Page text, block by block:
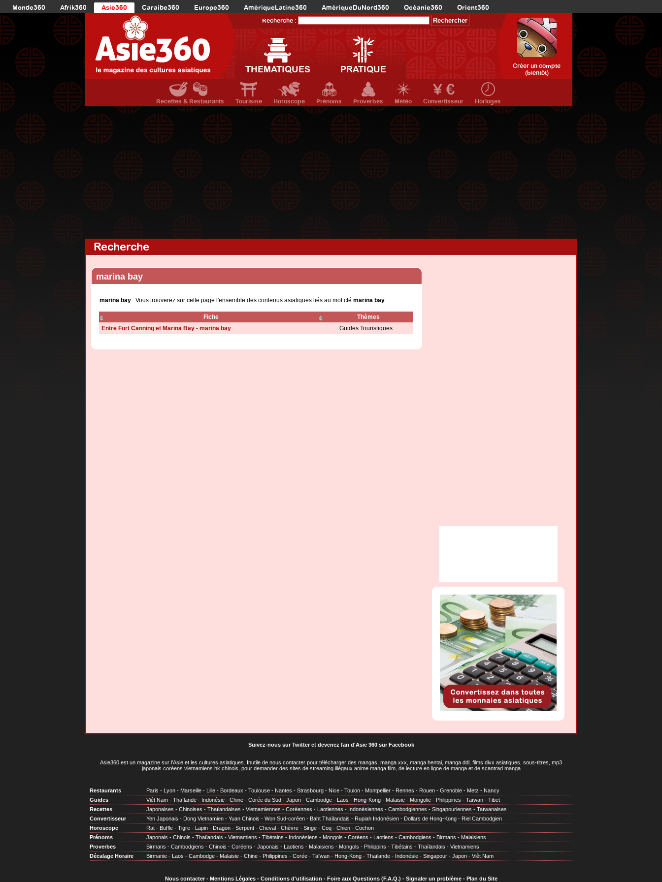
Monde360 Afrik360 Asie360 Caraibe360 Europe360 AmériqueLatine360 AmériqueDuNord360 Océanie360 Orient360
Recherche :
THEMATIQUES PRATIQUE
Créer un compte
(bientôt)
Recettes & Restaurants Tourisme Horoscope Prénoms Proverbes Météo Convertisseur Horloges
Recherche
marina bay
marina bay : Vous trouverez sur cette page l'ensemble des contenus asiatiques liés au mot clé marina bay
Fiche
Thèmes
Entre Fort Canning et Marina Bay - marina bay
Guides Touristiques
Suivez-nous sur Twitteret devenez fan d'Asie 360 sur Facebook
Asie360 est un magazine sur l'Asie et les cultures asiatiques . Inutile de nous contacter pour télécharger des mangas, manga xxx, manga hentai, manga ddl, films divx asiatiques, sous-titres, mp3
japonais coréens vietnamiens hk chinois, pour demander des sites de streaming illégaux anime manga film, de lecture en ligne de manga et de scantrad manga
Restaurants Paris - Lyon - Marseille - Lille - Bordeaux - Toulouse - Nantes - Strasbourg - Nice - Toulon - Montpellier - Rennes - Rouen - Grenoble - Metz - Nancy
Guides
Viêt Nam - Thaïlande - Indonésie - Chine - Corée du Sud - Japon - Cambodge - Laos - Hong-Kong - Malaisie - Mongolie - Philippines - Taïwan - Tibet
Recettes
Japonaises - Chinoises - Thaïlandaises - Vietnamiennes - Coréennes - Laotiennes - Indonésiennes - Cambodgiennes - Singapouriennes - Taïwanaises
Convertisseur
Yen Japonais - Dong Vietnamien - Yuan Chinois - Won Sud-coréen - Baht Thaïlandais - Rupiah Indonésien - Dollars de Hong-Kong - Riel Cambodgien
Horoscope
Rat - Buffle - Tigre - Lapin - Dragon - Serpent - Cheval - Chèvre - Singe - Coq - Chien - Cochon
Prénoms
Japonais - Chinois - Thaïlandais - Vietnamiens - Tibétains - Indonésiens - Mongols - Coréens - Laotiens - Cambodgiens - Birmans - Malaisiens
Proverbes
Birmans - Cambodgiens - Chinois - Coréens - Japonais - Laotiens - Malaisiens - Mongols - Philippins - Tibétains - Thaïlandais - Vietnamiens
Décalage Horaire
Birmanie - Laos - Cambodge - Malaisie - Chine - Philippines - Corée - Taïwan - Hong-Kong - Thaïlande - Indonésie - Singapour - Japon - Viêt Nam
Nous contacter- Mentions Légales- Conditions d'utilisation - Foire aux Questions (F.A.Q.) - Signaler un problème- Plan du Site